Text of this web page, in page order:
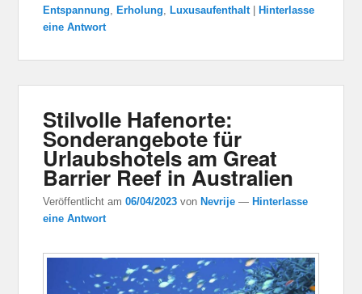
Entspannung ,Erholung ,Luxusaufenthalt |Hinterlasse
eine Antwort
Stilvolle Hafenorte:
Sonderangebote für
Urlaubshotels am Great
Barrier Reef in Australien
Veröffentlicht am06/04/2023 von Nevrije — Hinterlasse
eine Antwort